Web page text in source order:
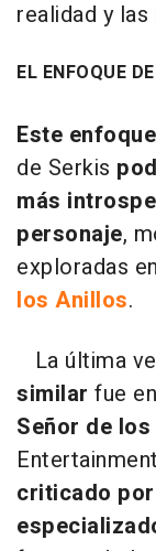
realidad y
EL ENFOQUE
Este enfoque
de Serkis
más
personaje,
exploradas
los Anillos.
La última
similar fue
Señor de
criticado